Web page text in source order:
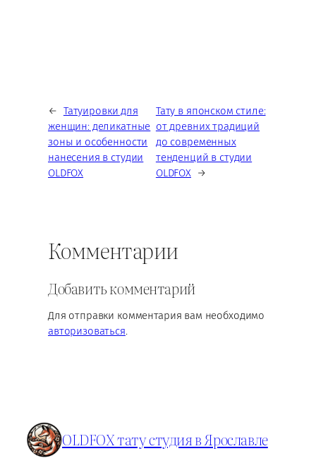
← Татуировки для
женщин: деликатные
зоны и особенности
нанесения в студии
OLDFOX
Тату в японском стиле:
от древних традиций
до современных
тенденций в студии
OLDFOX →
Комментарии
Добавить комментарий
Для отправки комментария вам необходимо
авторизоваться.
OLDFOX тату студия в Ярославле